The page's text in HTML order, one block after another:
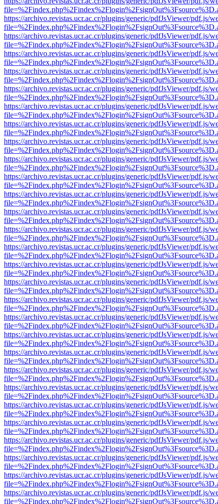
https://archivo.revistas.ucr.ac.cr/plugins/generic/pdfJsViewer/pdf.js/
https://archivo.revistas.ucr.ac.cr/plugins/generic/pdfJsViewer/pdf.js/
https://archivo.revistas.ucr.ac.cr/plugins/generic/pdfJsViewer/pdf.js/
https://archivo.revistas.ucr.ac.cr/plugins/generic/pdfJsViewer/pdf.js/
https://archivo.revistas.ucr.ac.cr/plugins/generic/pdfJsViewer/pdf.js/
https://archivo.revistas.ucr.ac.cr/plugins/generic/pdfJsViewer/pdf.js/
https://archivo.revistas.ucr.ac.cr/plugins/generic/pdfJsViewer/pdf.js/
https://archivo.revistas.ucr.ac.cr/plugins/generic/pdfJsViewer/pdf.js/
https://archivo.revistas.ucr.ac.cr/plugins/generic/pdfJsViewer/pdf.js/
https://archivo.revistas.ucr.ac.cr/plugins/generic/pdfJsViewer/pdf.js/
https://archivo.revistas.ucr.ac.cr/plugins/generic/pdfJsViewer/pdf.js/
https://archivo.revistas.ucr.ac.cr/plugins/generic/pdfJsViewer/pdf.js/
https://archivo.revistas.ucr.ac.cr/plugins/generic/pdfJsViewer/pdf.js/
https://archivo.revistas.ucr.ac.cr/plugins/generic/pdfJsViewer/pdf.js/
https://archivo.revistas.ucr.ac.cr/plugins/generic/pdfJsViewer/pdf.js/
https://archivo.revistas.ucr.ac.cr/plugins/generic/pdfJsViewer/pdf.js/
https://archivo.revistas.ucr.ac.cr/plugins/generic/pdfJsViewer/pdf.js/
https://archivo.revistas.ucr.ac.cr/plugins/generic/pdfJsViewer/pdf.js/
https://archivo.revistas.ucr.ac.cr/plugins/generic/pdfJsViewer/pdf.js/
https://archivo.revistas.ucr.ac.cr/plugins/generic/pdfJsViewer/pdf.js/
https://archivo.revistas.ucr.ac.cr/plugins/generic/pdfJsViewer/pdf.js/
https://archivo.revistas.ucr.ac.cr/plugins/generic/pdfJsViewer/pdf.js/
https://archivo.revistas.ucr.ac.cr/plugins/generic/pdfJsViewer/pdf.js/
https://archivo.revistas.ucr.ac.cr/plugins/generic/pdfJsViewer/pdf.js/
https://archivo.revistas.ucr.ac.cr/plugins/generic/pdfJsViewer/pdf.js/
https://archivo.revistas.ucr.ac.cr/plugins/generic/pdfJsViewer/pdf.js/
https://archivo.revistas.ucr.ac.cr/plugins/generic/pdfJsViewer/pdf.js/
https://archivo.revistas.ucr.ac.cr/plugins/generic/pdfJsViewer/pdf.js/